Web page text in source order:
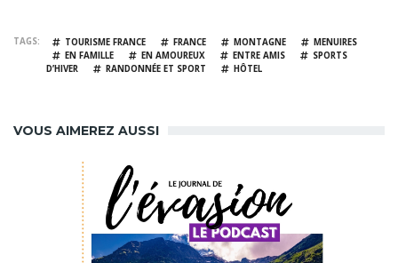
TAGS TOURISME FRANCE FRANCE MONTAGNE
MENUIRES
EN FAMILLE
EN AMOUREUX ENTRE AMIS
SPORTS
D’HIVER
RANDONNÉE ET SPORT HÔTEL
VOUS AIMEREZ AUSSI